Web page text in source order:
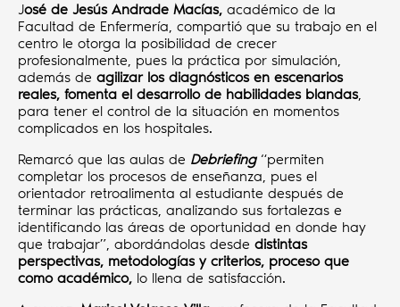
José de Jesús Andrade Macías, académico de la
Facultad de Enfermería, compartió que su trabajo en el
centro le otorga la posibilidad de crecer
profesionalmente, pues la práctica por simulación,
además de agilizar los diagnósticos en escenarios
reales, fomenta el desarrollo de habilidades blandas,
para tener el control de la situación en momentos
complicados en los hospitales.
Remarcó que las aulas de Debriefing “permiten
completar los procesos de enseñanza, pues el
orientador retroalimenta al estudiante después de
terminar las prácticas, analizando sus fortalezas e
identificando las áreas de oportunidad en donde hay
que trabajar”, abordándolas desde distintas
perspectivas, metodologías y criterios, proceso que
como académico, lo llena de satisfacción.